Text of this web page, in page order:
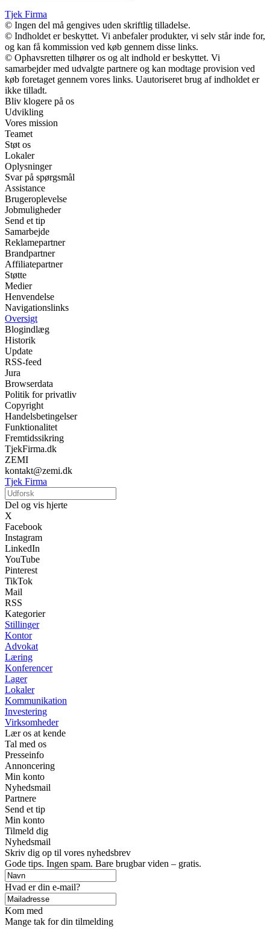
Tjek Firma
© Ingen del må gengives uden skriftlig tilladelse.
© Indholdet er beskyttet. Vi anbefaler produkter, vi selv står inde for,
og kan få kommission ved køb gennem disse links.
© Ophavsretten tilhører os og alt indhold er beskyttet. Vi
samarbejder med udvalgte partnere og kan modtage provision ved
køb foretaget gennem vores links. Uautoriseret brug af indholdet er
ikke tilladt.
Bliv klogere på os
Udvikling
Vores mission
Teamet
Støt os
Lokaler
Oplysninger
Svar på spørgsmål
Assistance
Brugeroplevelse
Jobmuligheder
Send et tip
Samarbejde
Reklamepartner
Brandpartner
Affiliatepartner
Støtte
Medier
Henvendelse
Navigationslinks
Oversigt
Blogindlæg
Historik
Update
RSS-feed
Jura
Browserdata
Politik for privatliv
Copyright
Handelsbetingelser
Funktionalitet
Fremtidssikring
TjekFirma.dk
ZEMI
kontakt@zemi.dk
Tjek Firma
Del og vis hjerte
X
Facebook
Instagram
LinkedIn
YouTube
Pinterest
TikTok
Mail
RSS
Kategorier
Stillinger
Kontor
Advokat
Læring
Konferencer
Lager
Lokaler
Kommunikation
Investering
Virksomheder
Lær os at kende
Tal med os
Presseinfo
Annoncering
Min konto
Nyhedsmail
Partnere
Send et tip
Min konto
Tilmeld dig
Nyhedsmail
Skriv dig op til vores nyhedsbrev
Gode tips. Ingen spam. Bare brugbar viden – gratis.
Hvad er din e-mail?
Kom med
Mange tak for din tilmelding